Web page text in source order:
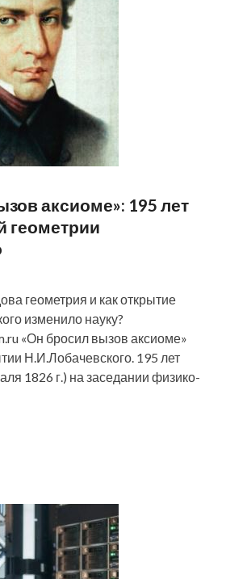
аксиоме»: 195 лет
геометрии
геометрия и как открытие
изменило науку?
«Он бросил вызов аксиоме»
Н.И.Лобачевского. 195 лет
1826 г.) на заседании физико-